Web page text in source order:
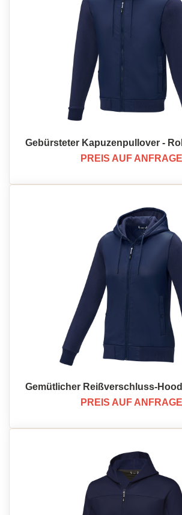
Gebürsteter Kapuzenpullover -
PREIS AUF ANFRAGE
Gemütlicher Reißverschluss-
PREIS AUF ANFRAGE